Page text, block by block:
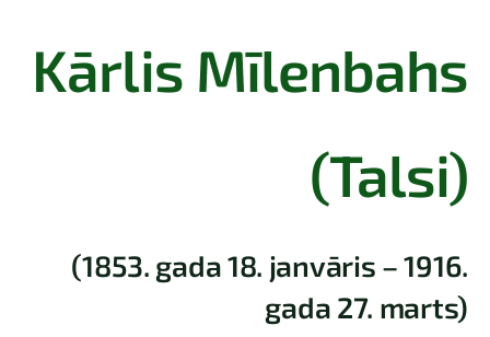
Kārlis Mīlenbahs
(Talsi)
(1853. gada 18. janvāris – 1916.
gada 27. marts)